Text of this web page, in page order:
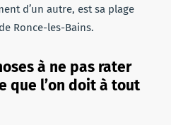
d’un autre, est sa plage
Ronce-les-Bains.
à ne pas rater
que l’on doit à tout